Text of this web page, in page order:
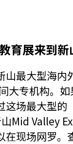
育展来到新
山最大型海
专机构。如
这场最大型
Mid Valley
现场网罗。